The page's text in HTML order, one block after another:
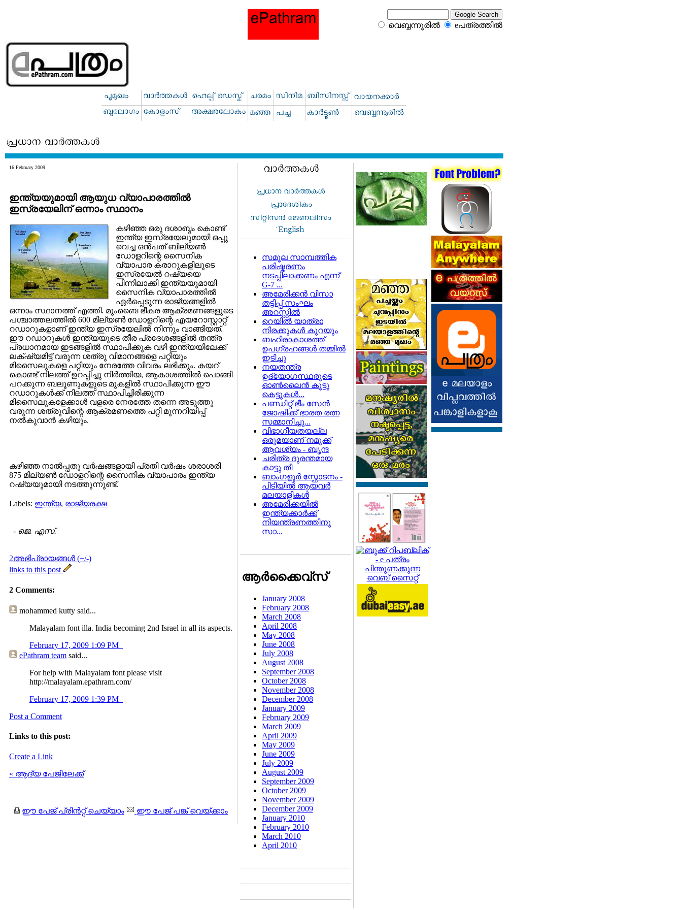
വെബ്ബന്നൂരില്‍ eപത്രത്തില്‍
16 February 2009
ഇന്ത്യയുമായി ആയുധ വ്യാപാരത്തില്‍
ഇസ്രയേലിന് ഒന്നാം സ്ഥാനം
കഴിഞ്ഞ ഒരു ദശാബ്ദം കൊണ്ട്
ഇന്ത്യ ഇസ്രയേലുമായി ഒപ്പു
വെച്ച ഒന്‍പത് ബില്യണ്‍
ഡോളറിന്റെ സൈനിക
വ്യാപാര കരാറുകളിലൂടെ
ഇസ്രയേല്‍ റഷ്യയെ
പിന്നിലാക്കി ഇന്ത്യയുമായി
സൈനിക വ്യാപാരത്തില്‍
ഏര്‍പ്പെടുന്ന രാജ്യങ്ങളില്‍
ഒന്നാം സ്ഥാനത്ത് എത്തി. മുംബൈ ഭീകര ആക്രമണങ്ങളുടെ
പശ്ചാത്തലത്തില്‍ 600 മില്യണ്‍ ഡോളറിന്റെ എയറോസ്റ്റാറ്റ്
റഡാറുകളാണ് ഇന്ത്യ ഇസ്രയേലില്‍ നിന്നും വാങ്ങിയത്.
ഈ റഡാറുകള്‍ ഇന്ത്യയുടെ തീര പ്രദേശങ്ങളില്‍ തന്ത്ര
പ്രധാനമായ ഇടങ്ങളില്‍ സ്ഥാപിക്കുക വഴി ഇന്ത്യയിലേക്ക്
ലക്‌ഷ്യമിട്ട് വരുന്ന ശത്രു വിമാനങ്ങളെ പറ്റിയും
മിസൈലുകളെ പറ്റിയും നേരത്തേ വിവരം ലഭിക്കും. കയറ്
കൊണ്ട് നിലത്ത് ഉറപ്പിച്ചു നിര്‍ത്തിയ, ആകാശത്തില്‍ പൊങ്ങി
പറക്കുന്ന ബലൂണുകളുടെ മുകളില്‍ സ്ഥാപിക്കുന്ന ഈ
റഡാറുകള്‍ക്ക് നിലത്ത് സ്ഥാപിച്ചിരിക്കുന്ന
മിസൈലുകളേക്കാള്‍ വളരെ നേരത്തേ തന്നെ അടുത്തു
വരുന്ന ശത്രുവിന്റെ ആക്രമണത്തെ പറ്റി മുന്നറിയിപ്പ്
നല്‍കുവാന്‍ കഴിയും.
കഴിഞ്ഞ നാല്‍പ്പതു വര്‍ഷങ്ങളായി പ്രതി വര്‍ഷം ശരാശരി
875 മില്യണ്‍ ഡോളറിന്റെ സൈനിക വ്യാപാരം ഇന്ത്യ
റഷ്യയുമായി നടത്തുന്നുണ്ട്.
Labels: ഇന്ത്യ, രാജ്യരക്ഷ
- ജെ. എസ്.
2അഭിപ്രായങ്ങള്‍ (+/-)
links to this post
2 Comments:
mohammed kutty said...
Malayalam font illa. India becoming 2nd Israel in all its aspects.
February 17, 2009 1:09 PM
ePathram team said...
For help with Malayalam font please visit
http://malayalam.epathram.com/
February 17, 2009 1:39 PM
Post a Comment
Links to this post:
Create a Link
« ആദ്യ പേജിലേക്ക്
ഈ പേജ് പ്രിന്‍റ്റ് ചെയ്യാം ഈ പേജ് പങ്ക് വെയ്ക്കാം
സമൂല സാമ്പത്തിക
പരിഷ്കരണം
നടപ്പിലാക്കണം എന്ന്
G-7 ...
അമേരിക്കന്‍ വിസാ
തട്ടിപ്പ് സംഘം
അറസ്റ്റില്‍
റെയില്‍ യാത്രാ
നിരക്കുകള്‍ കുറയും
ബഹിരാകാശത്ത്
ഉപഗ്രഹങ്ങള്‍ തമ്മില്‍
ഇടിച്ചു
നയതന്ത്ര
ഉദ്യോഗസ്ഥരുടെ
ഓണ്‍ലൈന്‍ കൂട്ടു
കെട്ടുകള്‍...
പണ്ഡിറ്റ് ഭീം സേന്‍
ജോഷിക്ക് ഭാരത രത്ന
സമ്മാനിച്ചു...
വിഭാഗീയതയല്ല
ഒരുമയാണ് നമുക്ക്
ആവശ്യം - ബൃന്ദ
ചരിത്ര ദുരന്തമായ
കാട്ടു തീ
ബാംഗളൂര്‍ സ്ഫോടനം -
പിടിയില്‍ ആയവര്‍
മലയാളികള്‍
അമേരിക്കയില്‍
ഇന്ത്യക്കാര്‍ക്ക്
നിയന്ത്രണത്തിനു
സാ...
ആര്‍ക്കൈവ്സ്
January 2008
February 2008
March 2008
April 2008
May 2008
June 2008
July 2008
August 2008
September 2008
October 2008
November 2008
December 2008
January 2009
February 2009
March 2009
April 2009
May 2009
June 2009
July 2009
August 2009
September 2009
October 2009
November 2009
December 2009
January 2010
February 2010
March 2010
April 2010